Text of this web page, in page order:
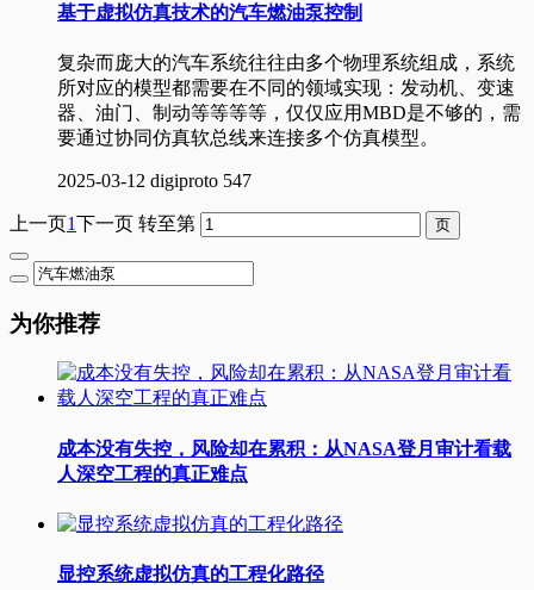
基于虚拟仿真技术的汽车燃油泵控制
复杂而庞大的汽车系统往往由多个物理系统组成，系统
所对应的模型都需要在不同的领域实现：发动机、变速
器、油门、制动等等等等，仅仅应用MBD是不够的，需
要通过协同仿真软总线来连接多个仿真模型。
2025-03-12 digiproto 547
上一页1下一页 转至第
为你推荐
成本没有失控，风险却在累积：从NASA登月审计看载
人深空工程的真正难点
显控系统虚拟仿真的工程化路径